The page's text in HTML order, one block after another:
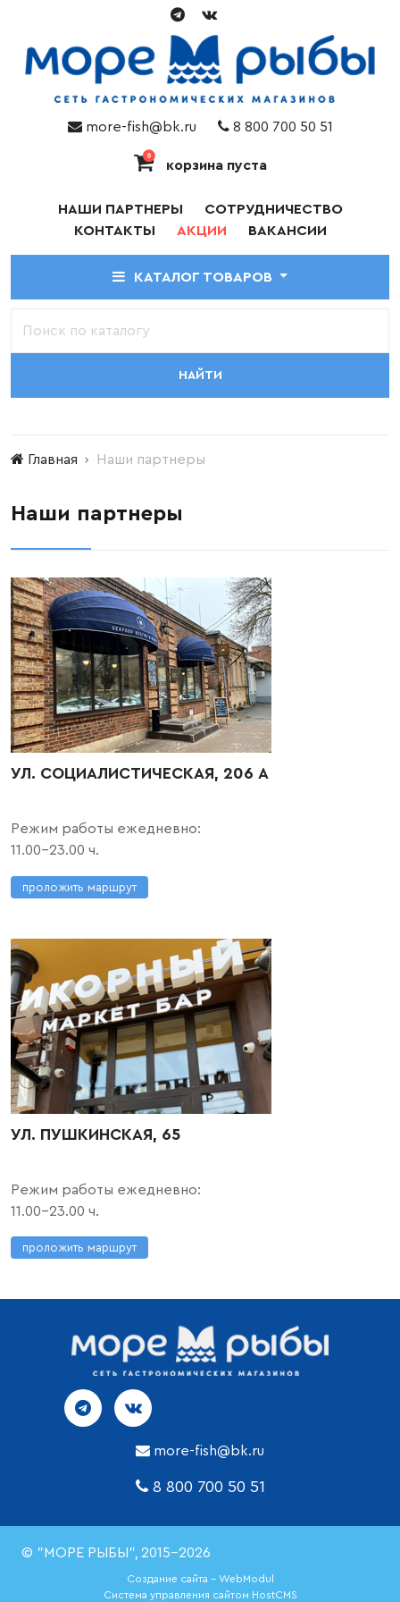
more-fish@bk.ru 8 800 700 50 51
0
корзина пуста
НАШИ ПАРТНЕРЫ
СОТРУДНИЧЕСТВО
КОНТАКТЫ
АКЦИИ ВАКАНСИИ
КАТАЛОГ ТОВАРОВ
НАЙТИ
Главная Наши партнеры
Наши партнеры
УЛ. СОЦИАЛИСТИЧЕСКАЯ, 206 А
Режим работы ежедневно:
11.00-23.00 ч.
проложить маршрут
УЛ. ПУШКИНСКАЯ, 65
Режим работы ежедневно:
11.00-23.00 ч.
проложить маршрут
more-fish@bk.ru
8 800 700 50 51
© "МОРЕ РЫБЫ", 2015-2026
Создание сайта - WebModul
Система управления сайтом HostCMS